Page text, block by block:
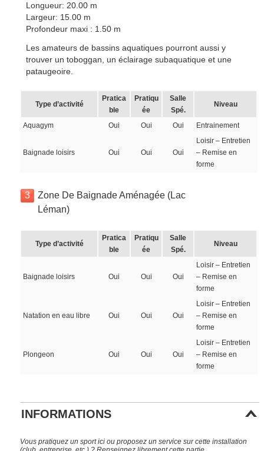
Longueur: 20.00 m
Largeur: 15.00 m
Profondeur maxi : 1.50 m
Les amateurs de bassins aquatiques pourront aussi y
trouver un toboggan, un éclairage subaquatique et une
pataugeoire.
Type d’activité
Pratica
ble
Pratiqu
ée
Salle
Spé.
Niveau
Aquagym Oui Oui Oui Entrainement
Baignade loisirs Oui Oui Oui
Loisir – Entretien
– Remise en
forme
3
Zone De Baignade Aménagée (Lac
Léman)
Type d’activité
Pratica
ble
Pratiqu
ée
Salle
Spé.
Niveau
Baignade loisirs Oui Oui Oui
Loisir – Entretien
– Remise en
forme
Natation en eau libre Oui Oui Oui
Loisir – Entretien
– Remise en
forme
Plongeon Oui Oui Oui
Loisir – Entretien
– Remise en
forme
INFORMATIONS
Vous pratiquez un sport ici ou proposez un service sur cette installation